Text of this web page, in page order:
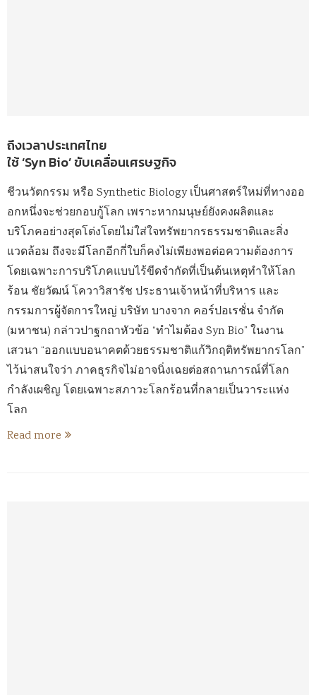
ถึงเวลาประเทศไทย
ใช้ ‘Syn Bio’ ขับเคลื่อนเศรษฐกิจ
ชีวนวัตกรรม หรือ Synthetic Biology เป็นศาสตร์ใหม่ที่ทางออ
อกหนึ่งจะช่วยกอบกู้โลก เพราะหากมนุษย์ยังคงผลิตและ
บริโภคอย่างสุดโต่งโดยไม่ใส่ใจทรัพยากรธรรมชาติและสิ่ง
แวดล้อม ถึงจะมีโลกอีกกี่ใบก็คงไม่เพียงพอต่อความต้องการ
โดยเฉพาะการบริโภคแบบไร้ขีดจำกัดที่เป็นต้นเหตุทำให้โลก
ร้อน ชัยวัฒน์ โควาวิสารัช ประธานเจ้าหน้าที่บริหาร และ
กรรมการผู้จัดการใหญ่ บริษัท บางจาก คอร์ปอเรชั่น จำกัด
(มหาชน) กล่าวปาฐกถาหัวข้อ “ทำไมต้อง Syn Bio” ในงาน
เสวนา “ออกแบบอนาคตด้วยธรรมชาติแก้วิกฤติทรัพยากรโลก”
ไว้น่าสนใจว่า ภาคธุรกิจไม่อาจนิ่งเฉยต่อสถานการณ์ที่โลก
กำลังเผชิญ โดยเฉพาะสภาวะโลกร้อนที่กลายเป็นวาระแห่ง
โลก
Read more